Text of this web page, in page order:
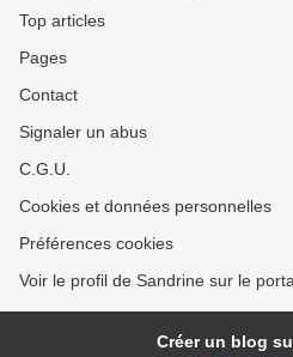
Top articles
Pages
Contact
Signaler un abus
C.G.U.
Cookies et données personnelles
Préférences cookies
Voir le profil de Sandrine sur le
Créer un blog